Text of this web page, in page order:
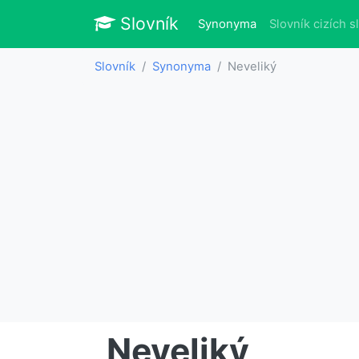
Slovník Slovník
Synonyma(aktuálně)
Slovník cizích
Slovník Synonyma Neveliký
Neveliký